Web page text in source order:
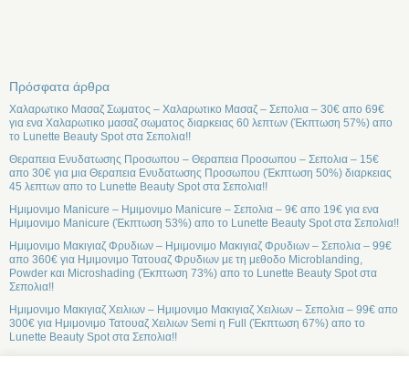
Πρόσφατα άρθρα
Χαλαρωτικο Μασαζ Σωματος – Χαλαρωτικο Μασαζ – Σεπολια – 30€ απο 69€
για ενα Χαλαρωτικο μασαζ σωματος διαρκειας 60 λεπτων (Έκπτωση 57%) απο
το Lunette Beauty Spot στα Σεπολια!!
Θεραπεια Ενυδατωσης Προσωπου – Θεραπεια Προσωπου – Σεπολια – 15€
απο 30€ για μια Θεραπεια Ενυδατωσης Προσωπου (Έκπτωση 50%) διαρκειας
45 λεπτων απο το Lunette Beauty Spot στα Σεπολια!!
Ημιμονιμο Manicure – Ημιμονιμο Manicure – Σεπολια – 9€ απο 19€ για ενα
Ημιμονιμο Manicure (Έκπτωση 53%) απο το Lunette Beauty Spot στα Σεπολια!!
Ημιμονιμο Μακιγιαζ Φρυδιων – Ημιμονιμο Μακιγιαζ Φρυδιων – Σεπολια – 99€
απο 360€ για Ημιμονιμο Τατουαζ Φρυδιων με τη μεθοδο Microblanding,
Powder και Microshading (Έκπτωση 73%) απο το Lunette Beauty Spot στα
Σεπολια!!
Ημιμονιμο Μακιγιαζ Χειλιων – Ημιμονιμο Μακιγιαζ Χειλιων – Σεπολια – 99€ απο
300€ για Ημιμονιμο Τατουαζ Χειλιων Semi η Full (Έκπτωση 67%) απο το
Lunette Beauty Spot στα Σεπολια!!